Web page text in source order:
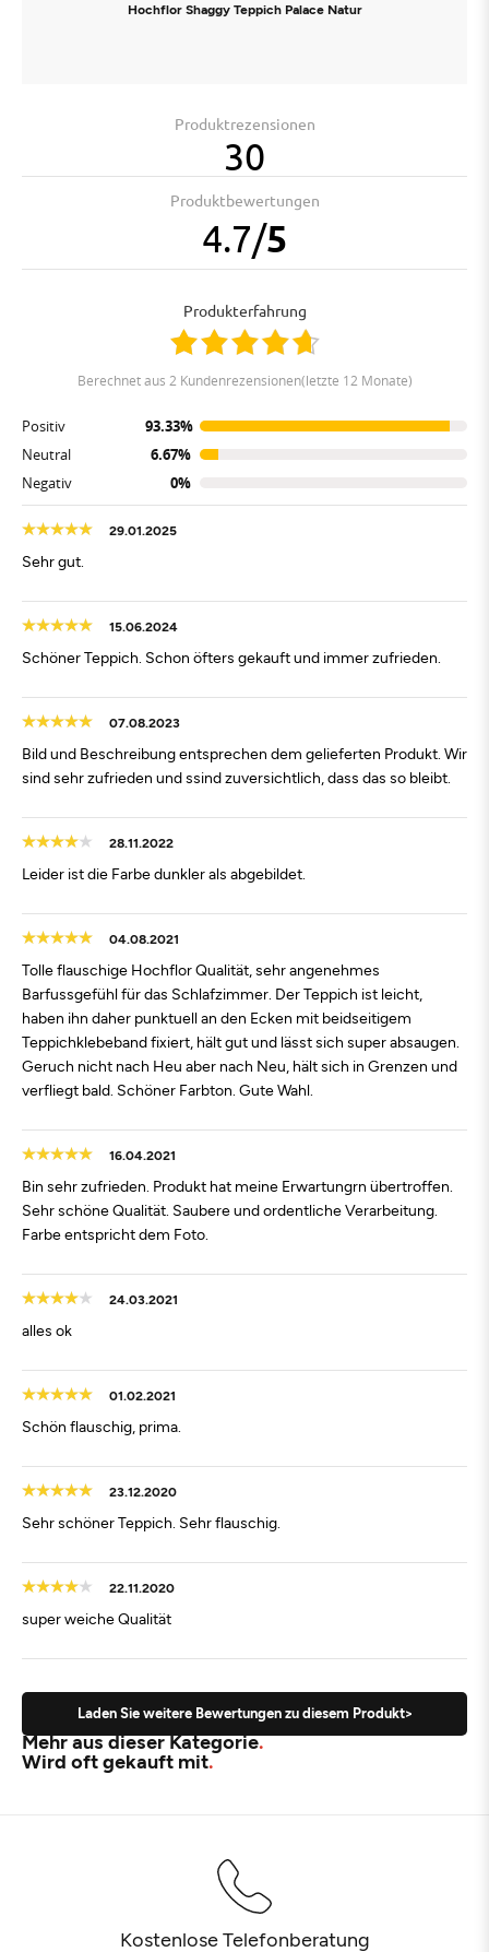
Hochflor Shaggy Teppich Palace Natur
Produktrezensionen
30
Produktbewertungen
4.7/5
Produkterfahrung
berechnet aus 2 Kundenrezensionen(letzte 12 Monate)
Positiv
93.33%
Neutral
6.67%
Negativ
0%
29.01.2025
Sehr gut.
15.06.2024
Schöner Teppich. Schon öfters gekauft und immer zufrieden.
07.08.2023
Bild und Beschreibung entsprechen dem gelieferten Produkt. Wir
sind sehr zufrieden und ssind zuversichtlich, dass das so bleibt.
28.11.2022
Leider ist die Farbe dunkler als abgebildet.
04.08.2021
Tolle flauschige Hochflor Qualität, sehr angenehmes
Barfussgefühl für das Schlafzimmer. Der Teppich ist leicht,
haben ihn daher punktuell an den Ecken mit beidseitigem
Teppichklebeband fixiert, hält gut und lässt sich super absaugen.
Geruch nicht nach Heu aber nach Neu, hält sich in Grenzen und
verfliegt bald. Schöner Farbton. Gute Wahl.
16.04.2021
Bin sehr zufrieden. Produkt hat meine Erwartungrn übertroffen.
Sehr schöne Qualität. Saubere und ordentliche Verarbeitung.
Farbe entspricht dem Foto.
24.03.2021
alles ok
01.02.2021
Schön flauschig, prima.
23.12.2020
Sehr schöner Teppich. Sehr flauschig.
22.11.2020
super weiche Qualität
Laden Sie weitere Bewertungen zu diesem Produkt>
Mehr aus dieser Kategorie
Wird oft gekauft mit
Kostenlose Telefonberatung